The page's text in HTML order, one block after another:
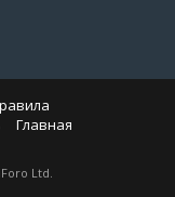
Главная
Ltd.